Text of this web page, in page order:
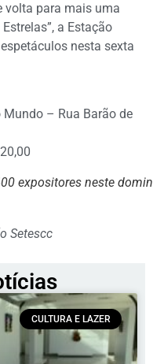
volta para mais uma
a Estação
nesta sexta
– Rua Barão de
expositores neste
Setescc
CULTURA E LAZER